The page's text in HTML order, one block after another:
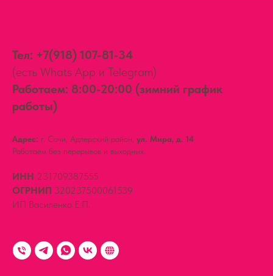
Тел: +7(918) 107-81-34
(есть Whats App и Telegram)
Работаем: 8:00-20:00 (зимний график
работы)
Адрес: г. Сочи, Адлерский район, ул. Мира, д. 14
Работаем без перерывов и выходных.
ИНН 231709387555
ОГРНИП 320237500061539
ИП Василенко Е.П.